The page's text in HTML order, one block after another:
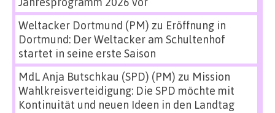
Weltacker Dortmund (PM) zu Eröffnung in
Dortmund: Der Weltacker am Schultenhof
startet in seine erste Saison
MdL Anja Butschkau (SPD) (PM) zu Mission
Wahlkreisverteidigung: Die SPD möchte mit
Kontinuität und neuen Ideen in den Landtag